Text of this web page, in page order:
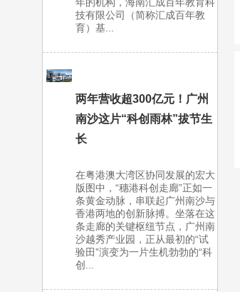
技有限公司（简称汇成百年教
育）基...
两年营收超300亿元！广州
南沙这片“科创雨林”拔节生
长
在粤港澳大湾区协同发展的宏大
版图中，“穗港科创走廊”正如一
条黄金动脉，串联起广州南沙与
香港两地的创新脉搏。坐落在这
条走廊的关键枢纽节点，广州南
沙越秀产业园，正从最初的“试
验田”演变为一片生机勃勃的“科
创...